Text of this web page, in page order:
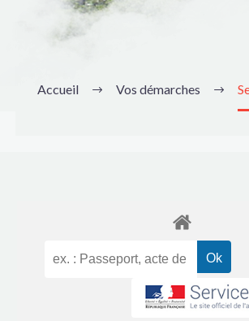
Accueil Vos démarches